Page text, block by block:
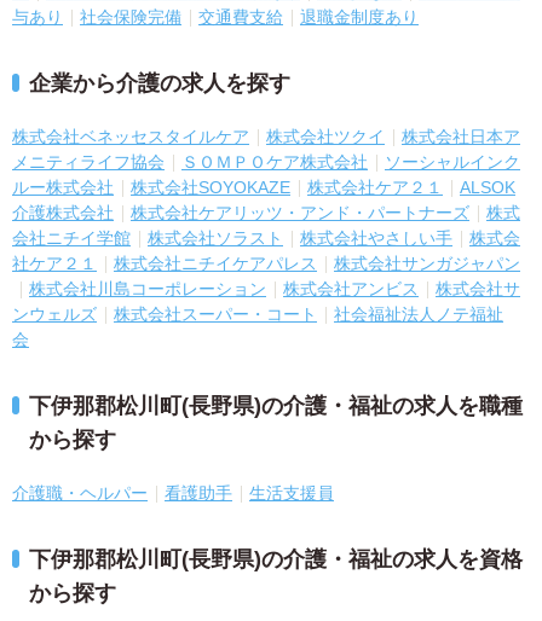
与あり
社会保険完備 交通費支給 退職金制度あり
企業から介護の求人を探す
株式会社ベネッセスタイルケア 株式会社ツクイ
株式会社日本ア
メニティライフ協会
ＳＯＭＰＯケア株式会社
ソーシャルインク
ルー株式会社
株式会社SOYOKAZE 株式会社ケア２１
ALSOK
介護株式会社
株式会社ケアリッツ・アンド・パートナーズ
株式
会社ニチイ学館
株式会社ソラスト 株式会社やさしい手
株式会
社ケア２１
株式会社ニチイケアパレス
株式会社サンガジャパン
株式会社川島コーポレーション
株式会社アンビス
株式会社サ
ンウェルズ
株式会社スーパー・コート
社会福祉法人ノテ福祉
会
下伊那郡松川町(長野県)の介護・福祉の求人を職種
から探す
介護職・ヘルパー 看護助手 生活支援員
下伊那郡松川町(長野県)の介護・福祉の求人を資格
から探す